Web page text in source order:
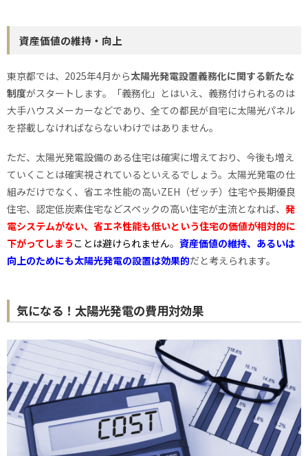
資産価値の維持・向上
東京都では、2025年4月から太陽光発電設置義務化に関する新たな
制度がスタートします。「義務化」とはいえ、義務付けられるのは
大手ハウスメーカーなどであり、全ての都民が自宅に太陽光パネル
を搭載しなければならないわけではありません。
ただ、太陽光発電設備のある住宅は確実に増えており、今後も増え
ていくことは確実視されているといえるでしょう。太陽光発電の仕
組みだけでなく、省エネ性能の高いZEH（ゼッチ）住宅や長期優良
住宅、認定低炭素住宅などスペックの高い住宅が主流となれば、 発
電システムがない、省エネ性能も低いという住宅の価値が相対的に
下がってしまう ことは避けられません。 資産価値の維持、あるいは
向上のためにも太陽光発電の設置は効果的だと考えられます。
気になる！太陽光発電の費用対効果